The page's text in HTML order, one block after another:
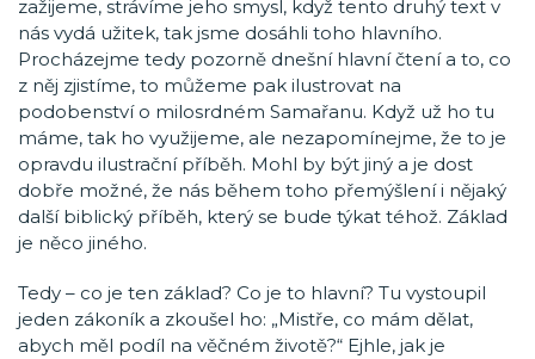
zažijeme, strávíme jeho smysl, když tento druhý text v
nás vydá užitek, tak jsme dosáhli toho hlavního.
Procházejme tedy pozorně dnešní hlavní čtení a to, co
z něj zjistíme, to můžeme pak ilustrovat na
podobenství o milosrdném Samařanu. Když už ho tu
máme, tak ho využijeme, ale nezapomínejme, že to je
opravdu ilustrační příběh. Mohl by být jiný a je dost
dobře možné, že nás během toho přemýšlení i nějaký
další biblický příběh, který se bude týkat téhož. Základ
je něco jiného.
Tedy – co je ten základ? Co je to hlavní? Tu vystoupil
jeden zákoník a zkoušel ho: „Mistře, co mám dělat,
abych měl podíl na věčném životě?“ Ejhle, jak je